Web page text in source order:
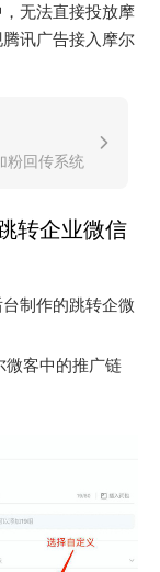
，无法直接投放摩
讯广告接入摩尔
粉回传系统
转企业微信
制作的跳转企微
微客中的推广链